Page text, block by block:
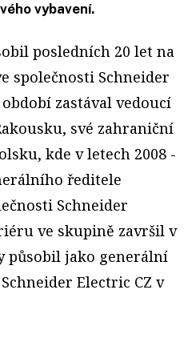
vybavení.
posledních 20 let na
společnosti Schneider
zastával vedoucí
své zahraniční
kde v letech 2008 -
ředitele
Schneider
ve skupině završil v
působil jako generální
Electric CZ v